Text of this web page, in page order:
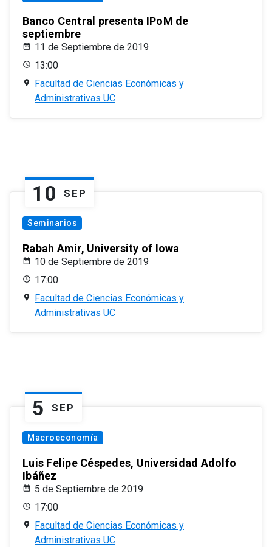
Banco Central presenta IPoM de
septiembre
11 de Septiembre de 2019
13:00
Facultad de Ciencias Económicas y
Administrativas UC
10 SEP
Seminarios
Rabah Amir, University of Iowa
10 de Septiembre de 2019
17:00
Facultad de Ciencias Económicas y
Administrativas UC
5 SEP
Macroeconomía
Luis Felipe Céspedes, Universidad Adolfo
Ibáñez
5 de Septiembre de 2019
17:00
Facultad de Ciencias Económicas y
Administrativas UC